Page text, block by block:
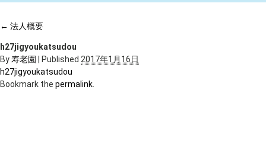
← 法人概要
h27jigyoukatsudou
By寿老園 Published 2017年1月16日
h27jigyoukatsudou
Bookmark the permalink